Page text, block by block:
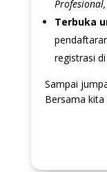
Terbuka
registrasi
Sampai
Bersama